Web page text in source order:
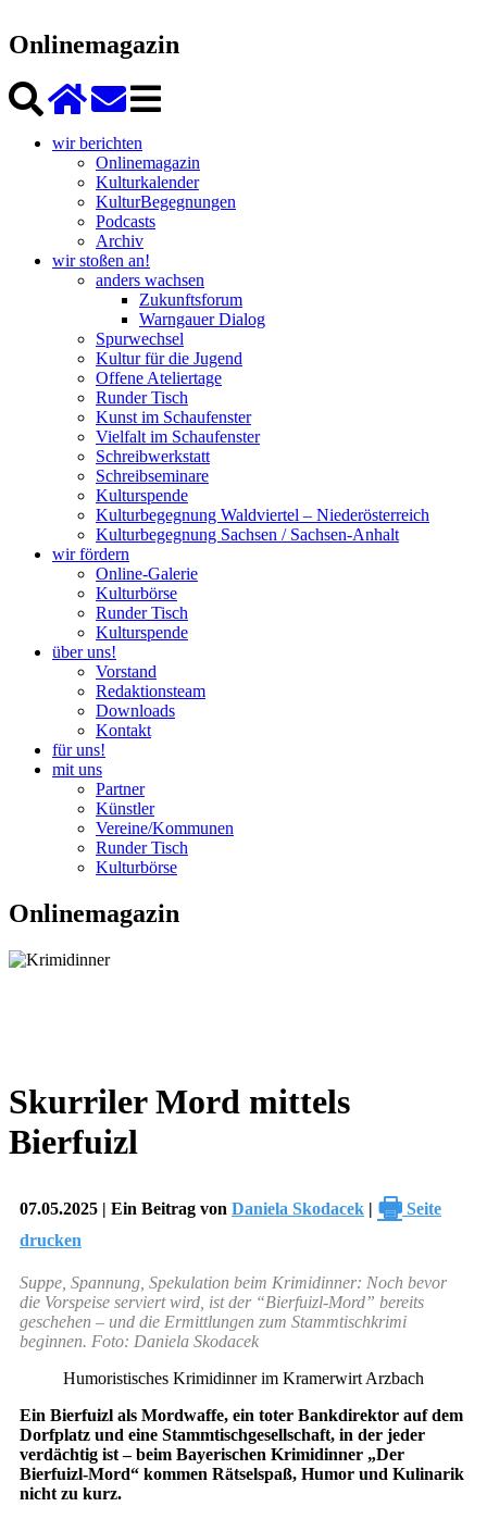
Onlinemagazin
wir berichten
Onlinemagazin
Kulturkalender
KulturBegegnungen
Podcasts
Archiv
wir stoßen an!
anders wachsen
Zukunftsforum
Warngauer Dialog
Spurwechsel
Kultur für die Jugend
Offene Ateliertage
Runder Tisch
Kunst im Schaufenster
Vielfalt im Schaufenster
Schreibwerkstatt
Schreibseminare
Kulturspende
Kulturbegegnung Waldviertel – Niederösterreich
Kulturbegegnung Sachsen / Sachsen-Anhalt
wir fördern
Online-Galerie
Kulturbörse
Runder Tisch
Kulturspende
über uns!
Vorstand
Redaktionsteam
Downloads
Kontakt
für uns!
mit uns
Partner
Künstler
Vereine/Kommunen
Runder Tisch
Kulturbörse
Onlinemagazin
Skurriler Mord mittels
Bierfuizl
07.05.2025 | Ein Beitrag von Daniela Skodacek | 🖶 Seite
drucken
Suppe, Spannung, Spekulation beim Krimidinner: Noch bevor
die Vorspeise serviert wird, ist der “Bierfuizl-Mord” bereits
geschehen – und die Ermittlungen zum Stammtischkrimi
beginnen. Foto: Daniela Skodacek
Humoristisches Krimidinner im Kramerwirt Arzbach
Ein Bierfuizl als Mordwaffe, ein toter Bankdirektor auf dem
Dorfplatz und eine Stammtischgesellschaft, in der jeder
verdächtig ist – beim Bayerischen Krimidinner „Der
Bierfuizl-Mord“ kommen Rätselspaß, Humor und Kulinarik
nicht zu kurz.